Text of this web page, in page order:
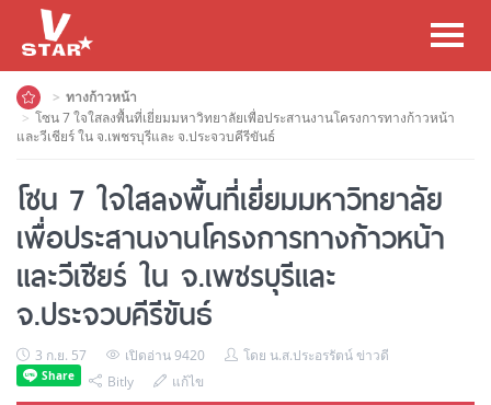
ทางก้าวหน้า
โซน 7 ใจใสลงพื้นที่เยี่ยมมหาวิทยาลัยเพื่อประสานงานโครงการทางก้าวหน้า
และวีเชียร์ ใน จ.เพชรบุรีและ จ.ประจวบคีรีขันธ์
โซน 7 ใจใสลงพื้นที่เยี่ยมมหาวิทยาลัย
เพื่อประสานงานโครงการทางก้าวหน้า
และวีเชียร์ ใน จ.เพชรบุรีและ
จ.ประจวบคีรีขันธ์
3 ก.ย. 57 เปิดอ่าน 9420
โดย น.ส.ประอรรัตน์ ข่าวดี
Bitly
แก้ไข